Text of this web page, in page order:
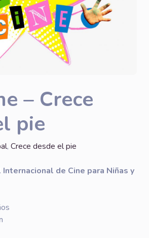
– Crece
pie
, Crece desde el pie
de Cine para Niñas y